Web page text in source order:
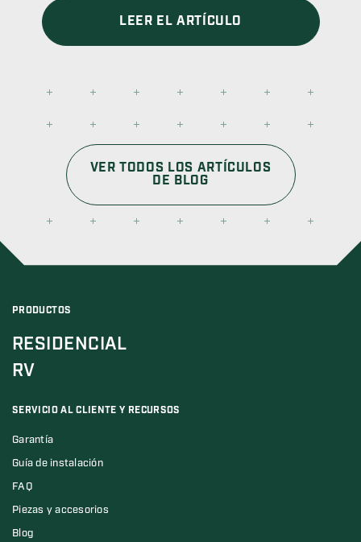
LEER EL ARTÍCULO
VER TODOS LOS ARTÍCULOS
DE BLOG
PRODUCTOS
RESIDENCIAL
RV
SERVICIO AL CLIENTE Y RECURSOS
Garantía
Guía de instalación
FAQ
Piezas y accesorios
Blog